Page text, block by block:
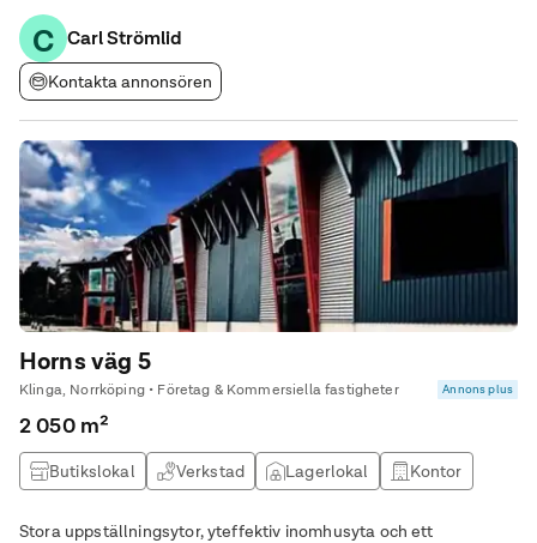
Stora skyltfönster med bra exponeringsmöjligheter mot
Stockholmsvägen. Tillgång till
C Carl Strömlid
Kontakta annonsören
Horns väg 5
Klinga, Norrköping • Företag & Kommersiella fastigheter Annons plus
2 050 m²
Butikslokal Verkstad Lagerlokal Kontor
Stora uppställningsytor, yteffektiv inomhusyta och ett